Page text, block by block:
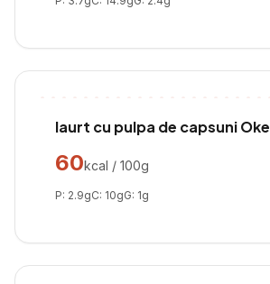
Iaurt cu pulpa de capsuni Oke
60kcal / 100g
P: 2.9gC: 10gG: 1g